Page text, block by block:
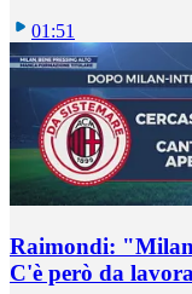
01:51
Raimondi:
C'è però da